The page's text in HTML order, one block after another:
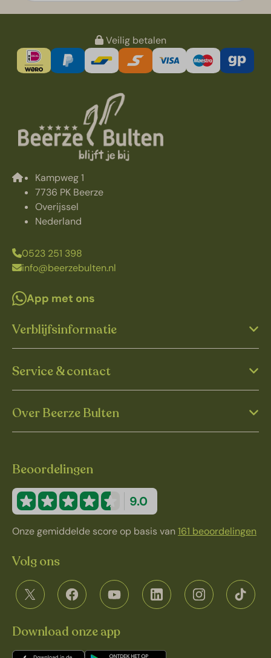
Veilig betalen
Kampweg 1
7736 PK Beerze
Overijssel
Nederland
0523 251 398
info@beerzebulten.nl
App met ons
Verblijfsinformatie
Service & contact
Over Beerze Bulten
Beoordelingen
9.0
Onze gemiddelde score op basis van161 beoordelingen
Volg ons
Download onze app